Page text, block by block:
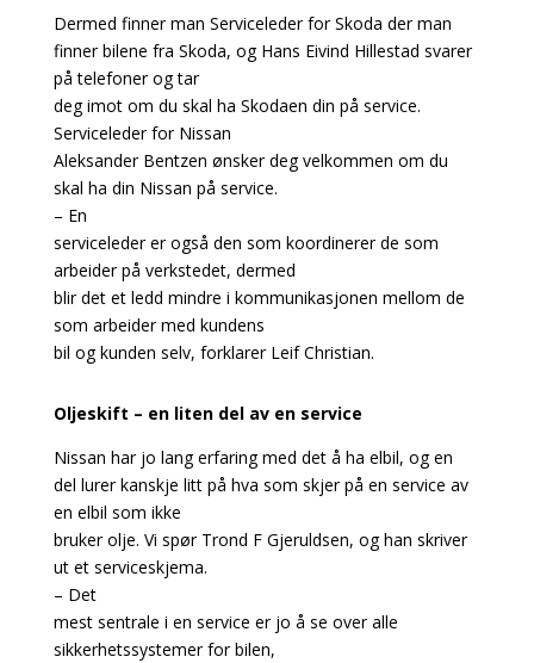
Dermed finner man Serviceleder for Skoda der man
finner bilene fra Skoda, og Hans Eivind Hillestad svarer
på telefoner og tar
deg imot om du skal ha Skodaen din på service.
Serviceleder for Nissan
Aleksander Bentzen ønsker deg velkommen om du
skal ha din Nissan på service.
– En
serviceleder er også den som koordinerer de som
arbeider på verkstedet, dermed
blir det et ledd mindre i kommunikasjonen mellom de
som arbeider med kundens
bil og kunden selv, forklarer Leif Christian.
Oljeskift – en liten del av en service
Nissan har jo lang erfaring med det å ha elbil, og en
del lurer kanskje litt på hva som skjer på en service av
en elbil som ikke
bruker olje. Vi spør Trond F Gjeruldsen, og han skriver
ut et serviceskjema.
– Det
mest sentrale i en service er jo å se over alle
sikkerhetssystemer for bilen,